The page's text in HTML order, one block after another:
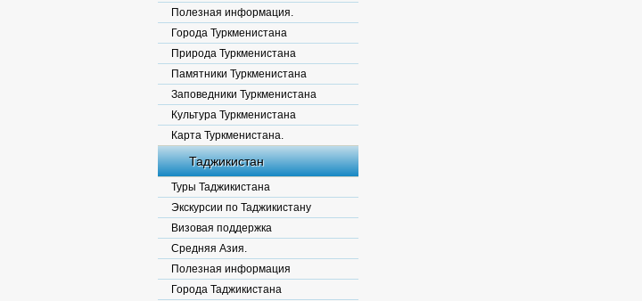
Полезная информация.
Города Туркменистана
Природа Туркменистана
Памятники Туркменистана
Заповедники Туркменистана
Культура Туркменистана
Карта Туркменистана.
Таджикистан
Туры Таджикистана
Экскурсии по Таджикистану
Визовая поддержка
Средняя Азия.
Полезная информация
Города Таджикистана